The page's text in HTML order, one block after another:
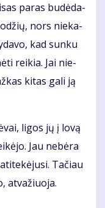
pa­ras bu­dė­da­
nors nie­ka­
kad sun­ku
rei­kia. Jai nie­
ki­tas ga­li ją
li­gos jų į lo­vą
Jau ne­bė­ra
Ta­čiau
at­va­žiuo­ja.